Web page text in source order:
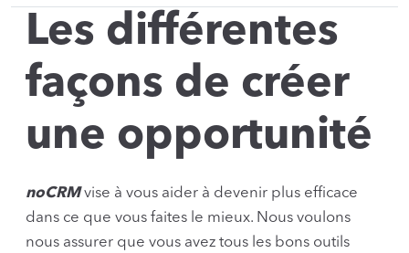
Les différentes
façons de créer
une opportunité
noCRMvise à vous aider à devenir plus efficace
dans ce que vous faites le mieux. Nous voulons
nous assurer que vous avez tous les bons outils